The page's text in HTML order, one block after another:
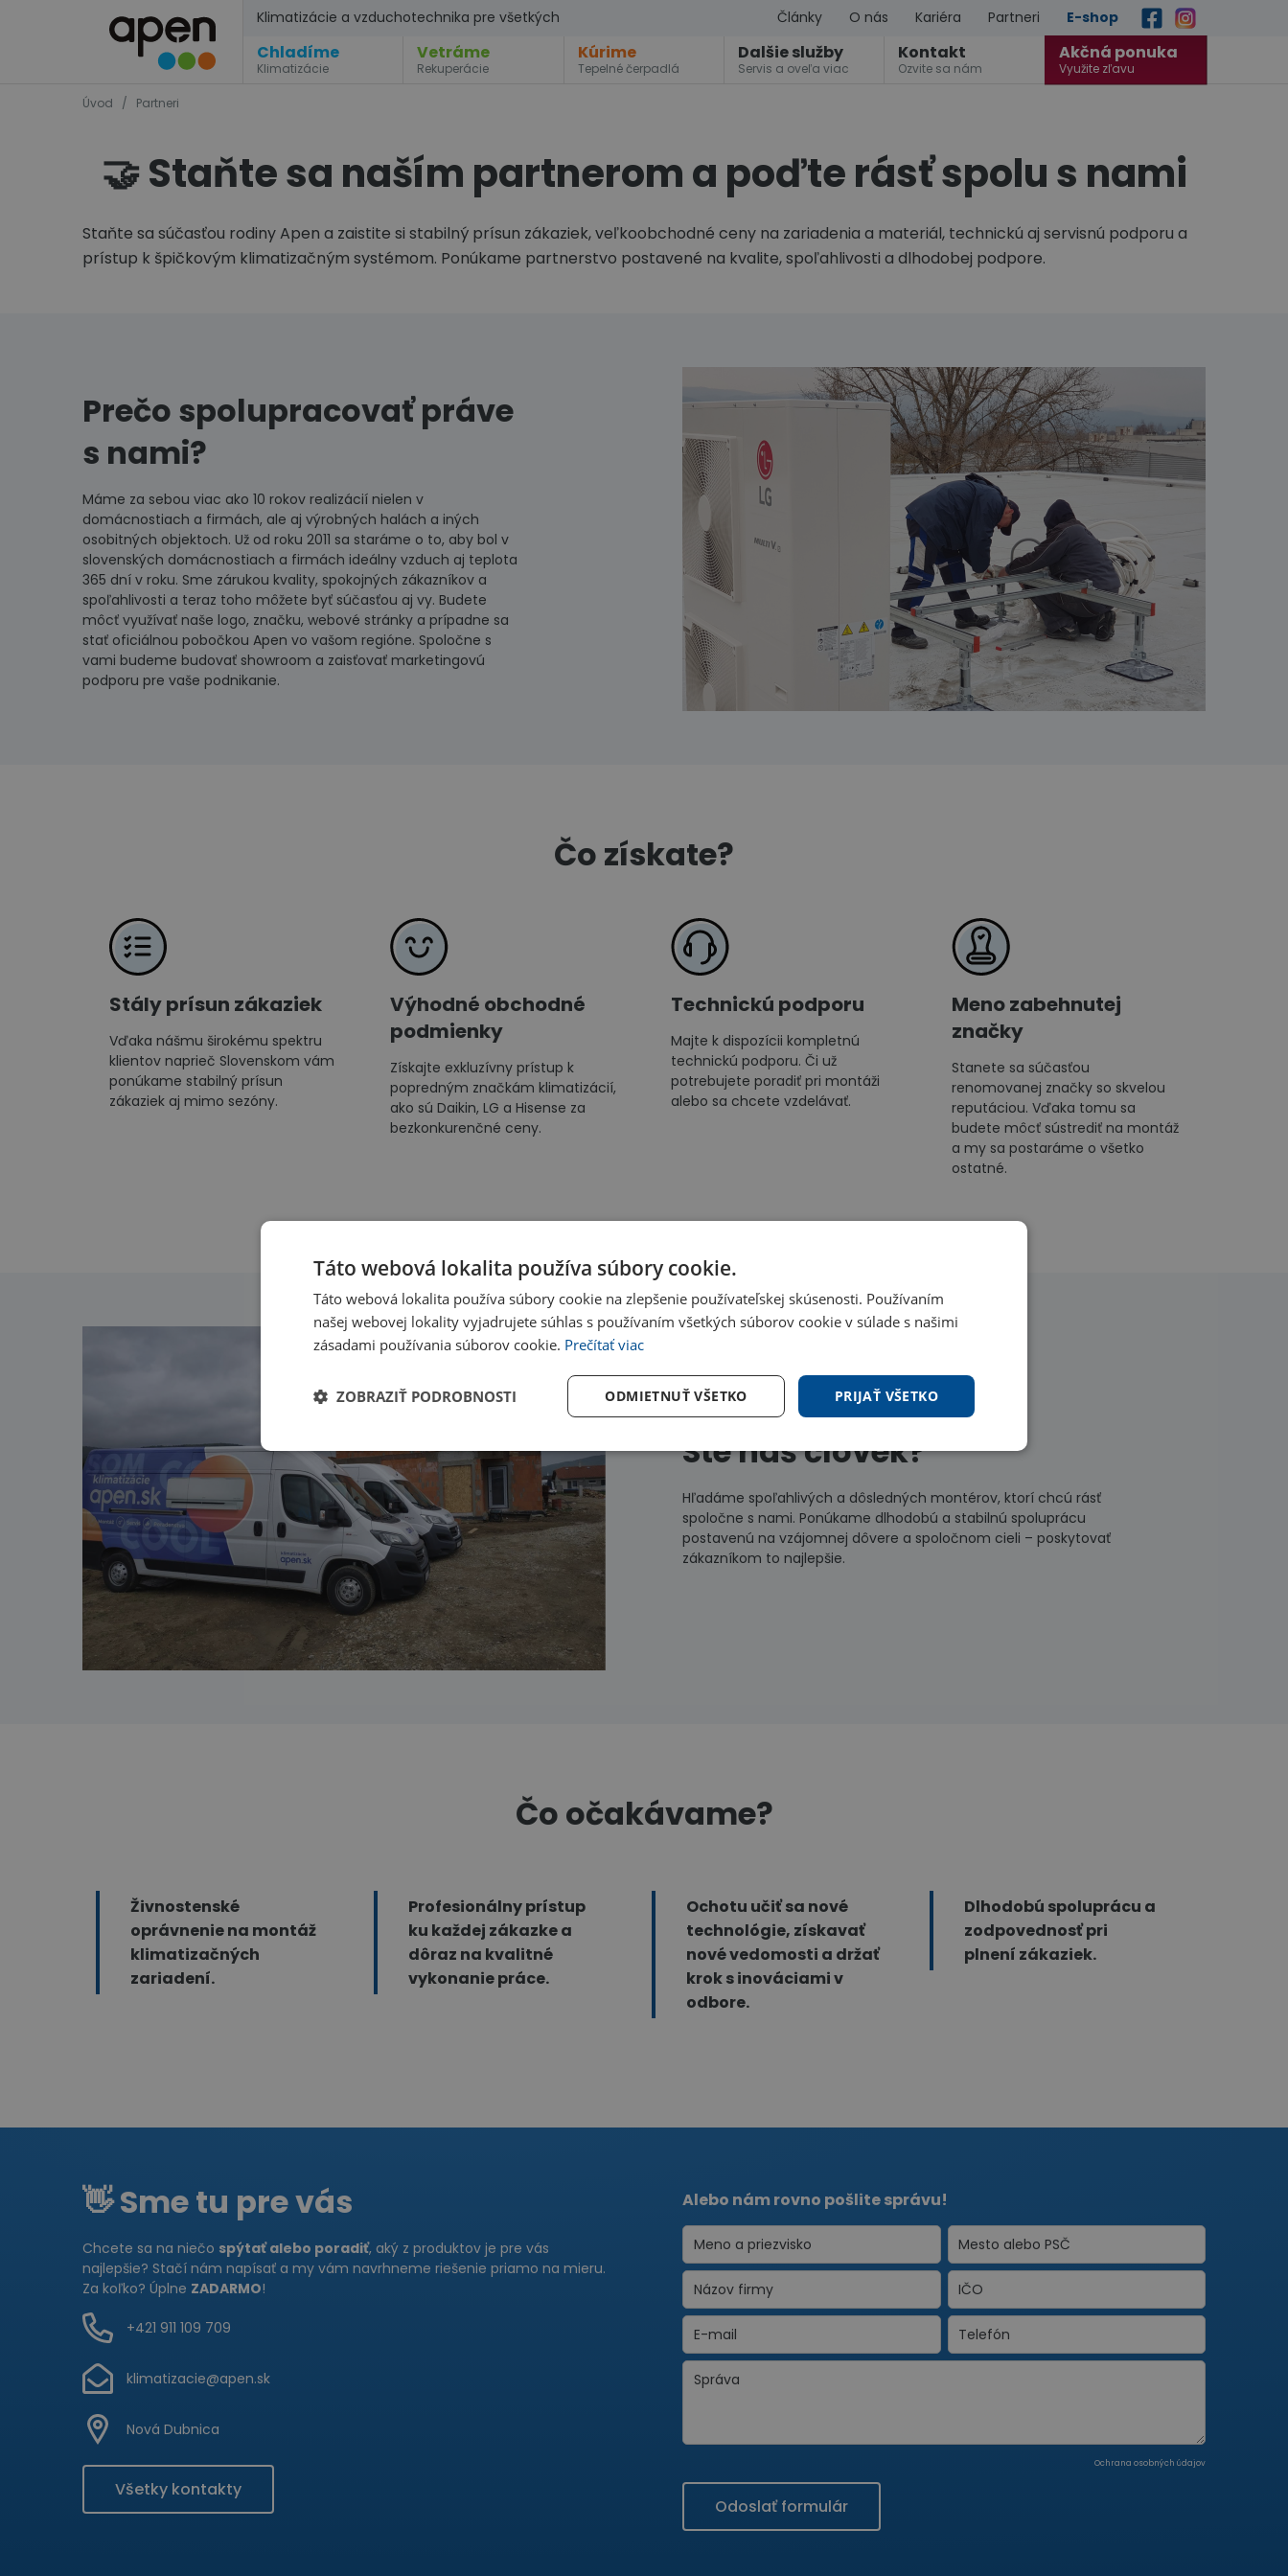
Klimatizácie a vzduchotechnika pre všetkých Články O nás Kariéra Partneri E-shop
Chladíme
Klimatizácie
Vetráme
Rekuperácie
Kúrime
Tepelné čerpadlá
Dalšie služby
Servis a oveľa viac
Kontakt
Ozvite sa nám
Akčná ponuka
Využite zľavu
Úvod / Partneri
🤝 Staňte sa naším partnerom a poďte rásť spolu s nami
Staňte sa súčasťou rodiny Apen a zaistite si stabilný prísun zákaziek, veľkoobchodné ceny na zariadenia a materiál, technickú aj servisnú podporu a
prístup k špičkovým klimatizačným systémom. Ponúkame partnerstvo postavené na kvalite, spoľahlivosti a dlhodobej podpore.
Prečo spolupracovať práve
s nami?
Máme za sebou viac ako 10 rokov realizácií nielen v
domácnostiach a firmách, ale aj výrobných halách a iných
osobitných objektoch. Už od roku 2011 sa staráme o to, aby bol v
slovenských domácnostiach a firmách ideálny vzduch aj teplota
365 dní v roku. Sme zárukou kvality, spokojných zákazníkov a
spoľahlivosti a teraz toho môžete byť súčasťou aj vy. Budete
môcť využívať naše logo, značku, webové stránky a prípadne sa
stať oficiálnou pobočkou Apen vo vašom regióne. Spoločne s
vami budeme budovať showroom a zaisťovať marketingovú
podporu pre vaše podnikanie.
Čo získate?
Stály prísun zákaziek
Vďaka nášmu širokému spektru
klientov naprieč Slovenskom vám
ponúkame stabilný prísun
zákaziek aj mimo sezóny.
Výhodné obchodné
podmienky
Získajte exkluzívny prístup k
popredným značkám klimatizácií,
ako sú Daikin, LG a Hisense za
bezkonkurenčné ceny.
Technickú podporu
Majte k dispozícii kompletnú
technickú podporu. Či už
potrebujete poradiť pri montáži
alebo sa chcete vzdelávať.
Meno zabehnutej
značky
Stanete sa súčasťou
renomovanej značky so skvelou
reputáciou. Vďaka tomu sa
budete môcť sústrediť na montáž
a my sa postaráme o všetko
ostatné.
Ste náš človek?
Hľadáme spoľahlivých a dôsledných montérov, ktorí chcú rásť
spoločne s nami. Ponúkame dlhodobú a stabilnú spoluprácu
postavenú na vzájomnej dôvere a spoločnom cieli – poskytovať
zákazníkom to najlepšie.
Čo očakávame?
Živnostenské
oprávnenie na montáž
klimatizačných
zariadení.
Profesionálny prístup
ku každej zákazke a
dôraz na kvalitné
vykonanie práce.
Ochotu učiť sa nové
technológie, získavať
nové vedomosti a držať
krok s inováciami v
odbore.
Dlhodobú spoluprácu a
zodpovednosť pri
plnení zákaziek.
👋 Sme tu pre vás
Chcete sa na niečo spýtať alebo poradiť, aký z produktov je pre vás
najlepšie? Stačí nám napísať a my vám navrhneme riešenie priamo na mieru.
Za koľko? Úplne ZADARMO!
+421 911 109 709
klimatizacie@apen.sk
Nová Dubnica
Všetky kontakty
Alebo nám rovno pošlite správu!
Ochrana osobných údajov
Odoslať formulár
Táto webová lokalita používa súbory cookie.
Táto webová lokalita používa súbory cookie na zlepšenie používateľskej skúsenosti. Používaním
našej webovej lokality vyjadrujete súhlas s používaním všetkých súborov cookie v súlade s našimi
zásadami používania súborov cookie. Prečítať viac
PRIJAŤ VŠETKO
ODMIETNUŤ VŠETKO
ZOBRAZIŤ PODROBNOSTI